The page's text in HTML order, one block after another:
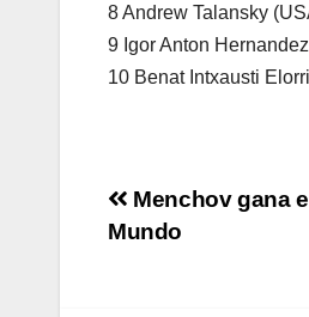
8 Andrew Talansky
9 Igor Anton
10 Benat Intxausti
Menchov gana
Mundo